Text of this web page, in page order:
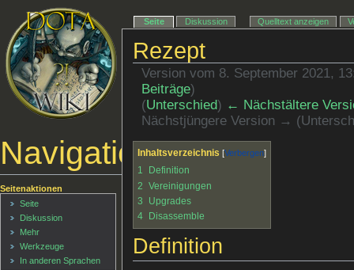
Rezept
Version vom 8. September 2021,
Beiträge)
(Unterschied) ← Nächstältere
Nächstjüngere Version →
Inhaltsverzeichnis
1
Definition
2 Vereinigungen
3
Upgrades
4
Disassemble
Definition
Navigationsmenü
Seite Diskussion Quelltext anzeigen
Seitenaktionen
Seite
Diskussion
Mehr
Werkzeuge
In anderen Sprachen